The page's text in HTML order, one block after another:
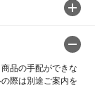
品の手配ができな
際は別途ご案内を